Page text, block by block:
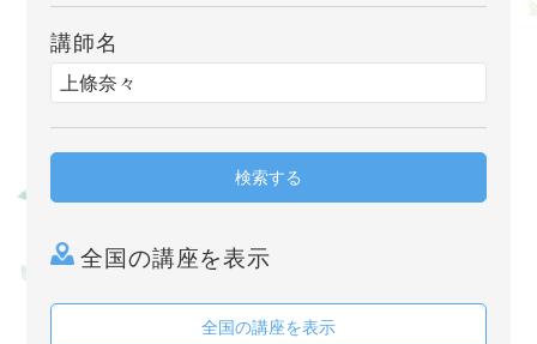
講師名
検索する
全国の講座を表示
全国の講座を表示